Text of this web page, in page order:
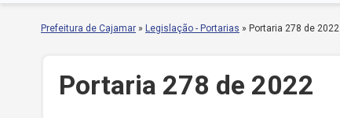
Prefeitura de Cajamar » Legislação - Portarias » Portaria 278 de 2022
Portaria 278 de 2022